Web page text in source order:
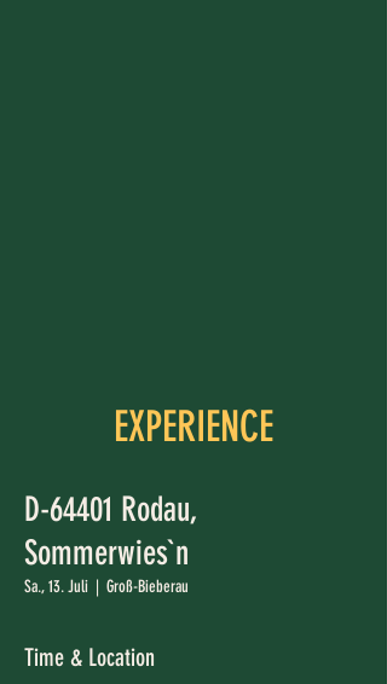
EXPERIENCE
D-64401 Rodau,
Sommerwies`n
Sa., 13. Juli
  |
Groß-Bieberau
Time & Location